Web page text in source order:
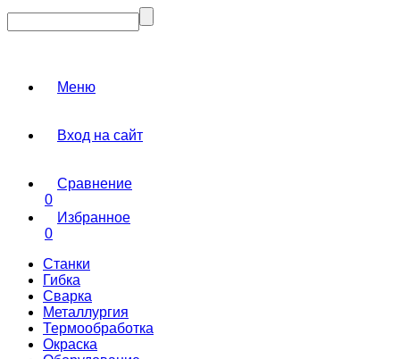
Меню
Вход на сайт
Сравнение
0
Избранное
0
Станки
Гибка
Сварка
Металлургия
Термообработка
Окраска